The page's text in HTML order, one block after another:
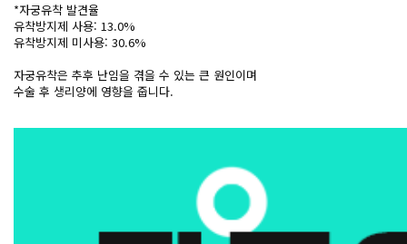
*자궁유착 발견율
유착방지제 사용: 13.0%
유착방지제 미사용: 30.6%
자궁유착은 추후 난임을 겪을 수 있는 큰 원인이며
수술 후 생리양에 영향을 줍니다.